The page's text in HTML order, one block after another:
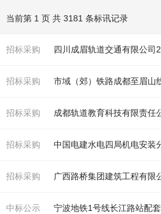
当前第 1 页 共 3181 条标讯记录
招标采购 四川成眉轨道交通有限公司
招标采购 市域（郊）铁路成都至眉山
招标采购 成都轨道教育科技有限责任
招标采购 中国电建水电四局机电安装
招标采购 广西路桥集团建筑工程有限
中标公示 宁波地铁1号线长江路站配